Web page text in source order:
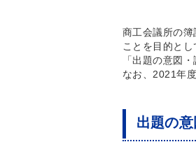
商工会議所の
ことを目的と
「出題の意図
なお、2021年
出題の